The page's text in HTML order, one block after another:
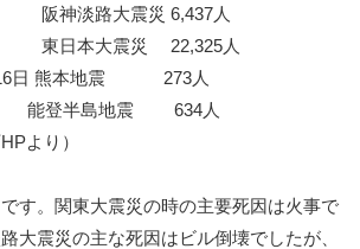
神淡路大震災 6,437人
日本大震災 22,325人
16日 熊本地震 273人
登半島地震 634人
より）
す。関東大震災の時の主要死因は火事で
大震災の主な死因はビル倒壊でしたが、